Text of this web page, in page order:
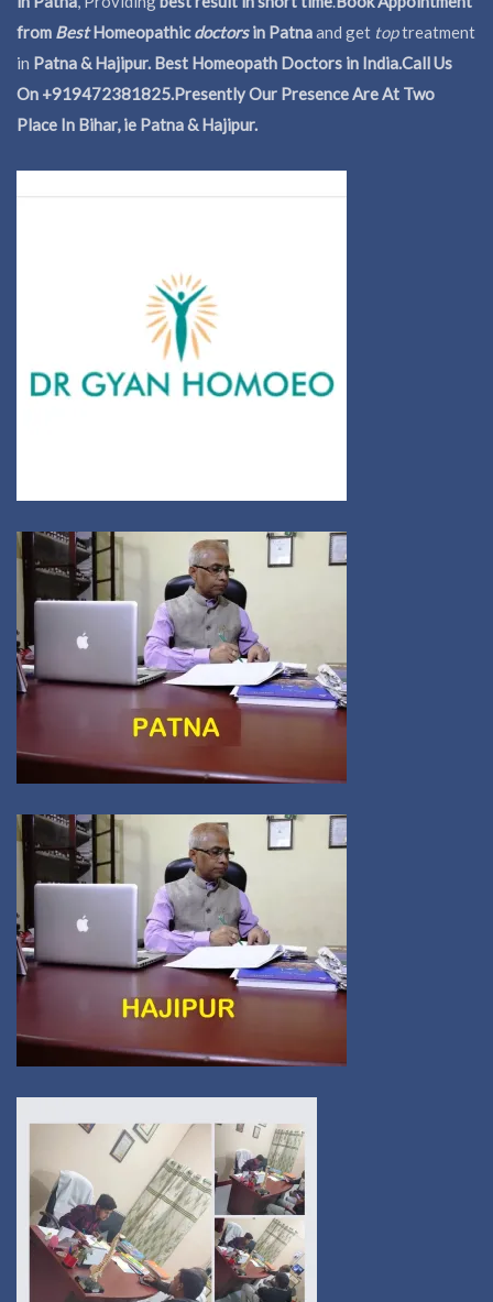
from BestHomeopathicdoctorsin Patnaand get toptreatment
in Patna & Hajipur. Best Homeopath Doctors in India.Call Us
On +919472381825.Presently Our Presence Are At Two
Place In Bihar, ie Patna & Hajipur.